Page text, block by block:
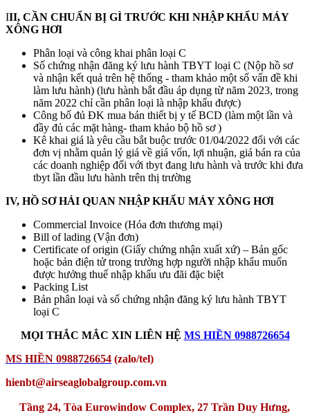
III, CẦN CHUẨN BỊ GÌ TRƯỚC KHI NHẬP KHẨU MÁY
XÔNG HƠI
Phân loại và công khai phân loại C
Số chứng nhận đăng ký lưu hành TBYT loại C (Nộp hồ sơ
và nhận kết quả trên hệ thống - tham khảo một số vấn đề khi
làm lưu hành) (lưu hành bắt đầu áp dụng từ năm 2023, trong
năm 2022 chỉ cần phân loại là nhập khẩu được)
Công bố đủ ĐK mua bán thiết bị y tế BCD (làm một lần và
đầy đủ các mặt hàng- tham khảo bộ hồ sơ )
Kê khai giá là yêu cầu bắt buộc trước 01/04/2022 đối với các
đơn vị nhằm quản lý giá về giá vốn, lợi nhuận, giá bán ra của
các doanh nghiệp đối với tbyt đang lưu hành và trước khi đưa
tbyt lần đầu lưu hành trên thị trường
IV, HỒ SƠ HẢI QUAN NHẬP KHẨU MÁY XÔNG HƠI
Commercial Invoice (Hóa đơn thương mại)
Bill of lading (Vận đơn)
Certificate of origin (Giấy chứng nhận xuất xứ) – Bản gốc
hoặc bản điện tử trong trường hợp người nhập khẩu muốn
được hưởng thuế nhập khẩu ưu đãi đặc biệt
Packing List
Bản phân loại và số chứng nhận đăng ký lưu hành TBYT
loại C
MỌI THẮC MẮC XIN LIÊN HỆ MS HIỀN 0988726654
MS HIỀN 0988726654 (zalo/tel)
hienbt@airseaglobalgroup.com.vn
Tầng 24, Tòa Eurowindow Complex, 27 Trần Duy Hưng,